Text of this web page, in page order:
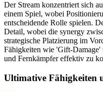
Der Stream konzentriert sich
einem Spiel, wobei
entscheidende Rolle spielen.
Detail, wobei die synergy
strategische Platzierung im
Fähigkeiten wie 'Gift-
und Fernkämpfer effektiv zu
Ultimative Fähigkeiten